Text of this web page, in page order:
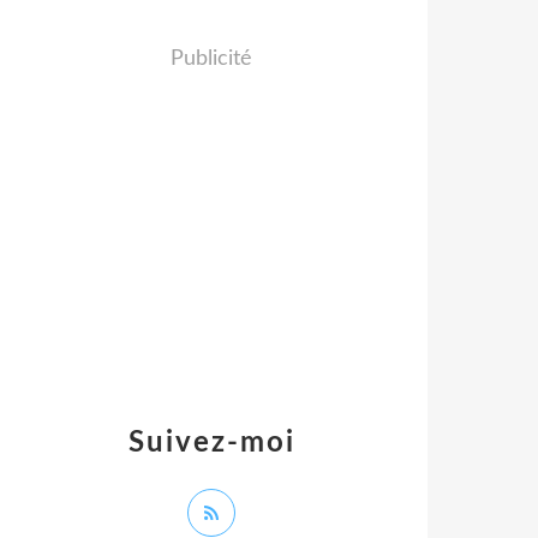
Suivez-moi
Publicité